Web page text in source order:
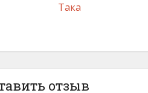
Така
отзыв